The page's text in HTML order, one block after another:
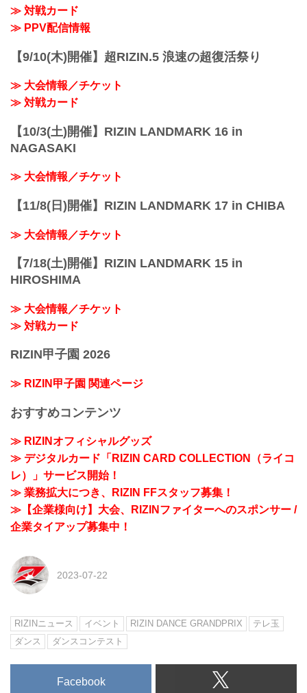
ーしよう！
KIDSダンスジャパングランプリ2...
≫ 対戦カード
≫ PPV配信情報
【9/10(木)開催】超RIZIN.5 浪速の超復活祭り
≫ 大会情報／チケット
≫ 対戦カード
【10/3(土)開催】RIZIN LANDMARK 16 in
NAGASAKI
≫ 大会情報／チケット
【11/8(日)開催】RIZIN LANDMARK 17 in CHIBA
≫ 大会情報／チケット
【7/18(土)開催】RIZIN LANDMARK 15 in
HIROSHIMA
≫ 大会情報／チケット
≫ 対戦カード
RIZIN甲子園 2026
≫ RIZIN甲子園 関連ページ
おすすめコンテンツ
≫ RIZINオフィシャルグッズ
≫ デジタルカード「RIZIN CARD COLLECTION（ライコ
レ）」サービス開始！
≫ 業務拡大につき、RIZIN FFスタッフ募集！
≫【企業様向け】大会、RIZINファイターへのスポンサー /
企業タイアップ募集中！
2023-07-22
RIZINニュース イベント RIZIN DANCE GRANDPRIX
テレ玉
ダンス
ダンスコンテスト
Facebook